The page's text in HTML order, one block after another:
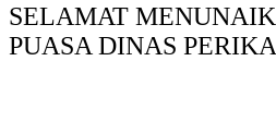
SELAMAT
PUASA DINAS